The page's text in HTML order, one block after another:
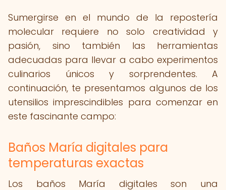
Sumergirse en el mundo de la repostería
molecular requiere no solo creatividad y
pasión, sino también las herramientas
adecuadas para llevar a cabo experimentos
culinarios únicos y sorprendentes. A
continuación, te presentamos algunos de los
utensilios imprescindibles para comenzar en
este fascinante campo:
Baños María digitales para
temperaturas exactas
Los baños María digitales son una